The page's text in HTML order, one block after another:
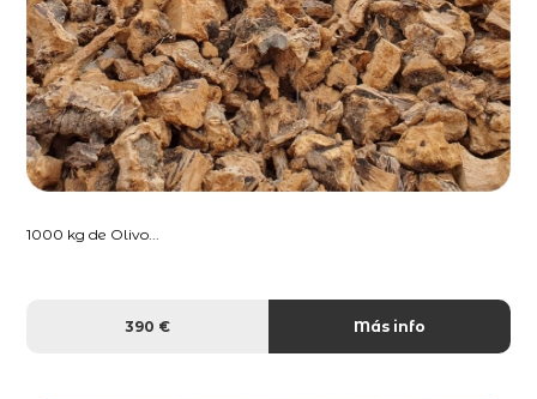
1000 kg de Olivo...
390 € Más info